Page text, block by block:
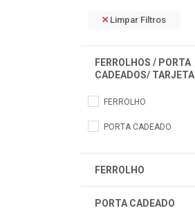
Limpar Filtros
FERROLHOS / PORTA
CADEADOS/ TARJETA
FERROLHO
PORTA CADEADO
FERROLHO
PORTA CADEADO